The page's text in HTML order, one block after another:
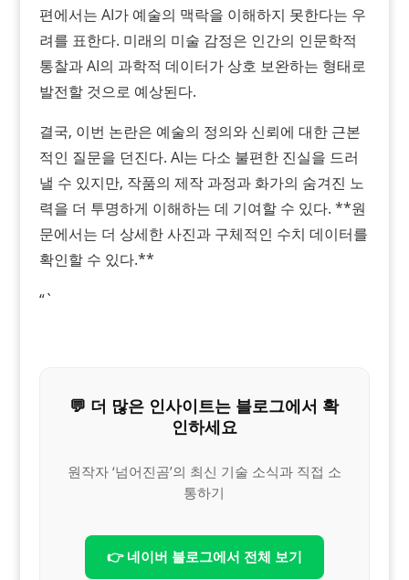
편에서는 AI가 예술의 맥락을 이해하지 못한다는 우
려를 표한다. 미래의 미술 감정은 인간의 인문학적
통찰과 AI의 과학적 데이터가 상호 보완하는 형태로
발전할 것으로 예상된다.
결국, 이번 논란은 예술의 정의와 신뢰에 대한 근본
적인 질문을 던진다. AI는 다소 불편한 진실을 드러
낼 수 있지만, 작품의 제작 과정과 화가의 숨겨진 노
력을 더 투명하게 이해하는 데 기여할 수 있다. **원
문에서는 더 상세한 사진과 구체적인 수치 데이터를
확인할 수 있다.**
“`
💬 더 많은 인사이트는 블로그에서 확
인하세요
원작자 ‘넘어진곰’의 최신 기술 소식과 직접 소
통하기
👉 네이버 블로그에서 전체 보기